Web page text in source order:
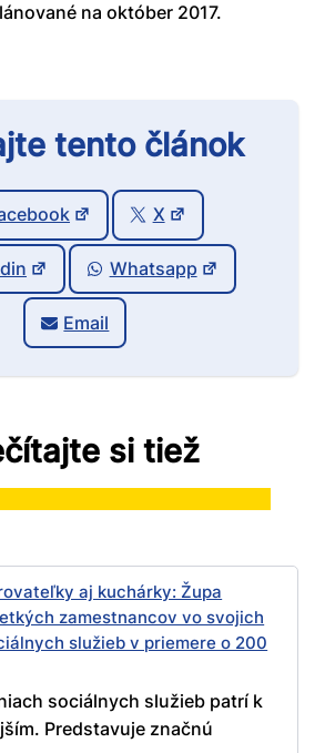
na október 2017.
tento článok
X
Whatsapp
Email
si tiež
aj kuchárky: Župa
zamestnancov vo svojich
služieb v priemere o 200
sociálnych služieb patrí k
Predstavuje značnú